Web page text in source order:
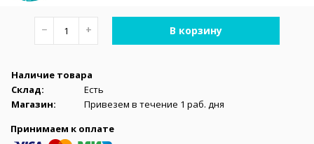
− + В корзину
Наличие товара
Склад:
Есть
Магазин:
Привезем в течение 1 раб. дня
Принимаем к оплате